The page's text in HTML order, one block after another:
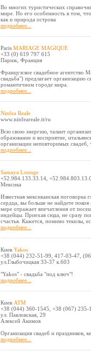
Во многих туристических
мире. Но его особенность в том,
как и природа острова
подробнее...
Paris MARIAGE MAGIQUE
+33 (0) 619 797 615
Париж, Франция
Французское свадебное агентство
свадьба") предлагает организацию
романтичном городе мира.
подробнее...
Ninfea Reale
www.ninfeareale.it/ru
Всю свою энергию, талант
образование и восприятие,
организации неповторимых
подробнее...
Samaya Lounge
+52.984.133.33.14,
Мексика
Известная мексиканская поговорка
сердца, вы больше не найдете
мере отражает впечатления от
индейцы. Приехав сюда, не сразу
счастья. Кажется, помимо текилы,
подробнее...
Киев Yakos
+38 (044) 232-51-99, 417-03-47,
ул.Глыбочицкая 33-37 к.603
"Yakos" - свадьба "под ключ"!
подробнее...
Киев АТМ
+38 (044) 360-1545, +38 (067) 235-
ул. Павловская, 29
Алексей Акимов
Организация свадеб и праздников,
подробнее...